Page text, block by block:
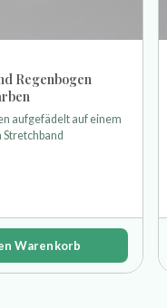
Regenbogen
aufgefädelt auf einem
Warenkorb